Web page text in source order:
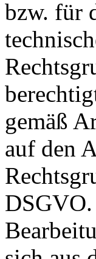
bzw. für
gemäß
auf den
DSGVO.